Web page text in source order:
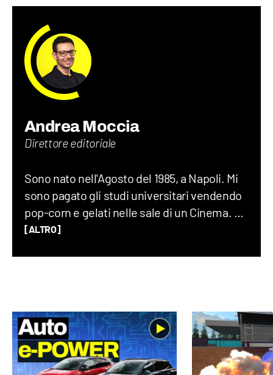
Andrea Moccia
Direttore editoriale
Sono nato nell'Agosto del 1985, a Napoli. Mi
sono pagato gli studi universitari vendendo
pop-corn e gelati nelle sale di un Cinema. Ho
lavorato per dieci anni in giro per il mondo, di
gruppo Ciaopeople. Sono dell'idea che la
cultura sia la più grande ricchezza per un
Paese e ho deciso di dedicare la mia vita per
offrire un contributo e far appassionare le
[ALTRO]